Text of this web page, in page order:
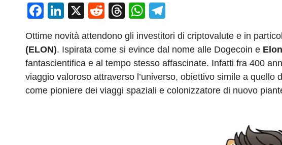
F
c
e
b
o
Li
k
e
dI
n
X
R
d
di
t
T
e
a
d
s
W
at
s
A
p
e
gr
a
m
Ottime novità attendono gli investitori di criptovalute e in
(ELON). Ispirata come si evince dal nome alle Dogecoin e
fantascientifica e al tempo stesso affascinate. Infatti fra 400
viaggio valoroso attraverso l’universo, obiettivo simile a
come pioniere dei viaggi spaziali e colonizzatore di nuovo